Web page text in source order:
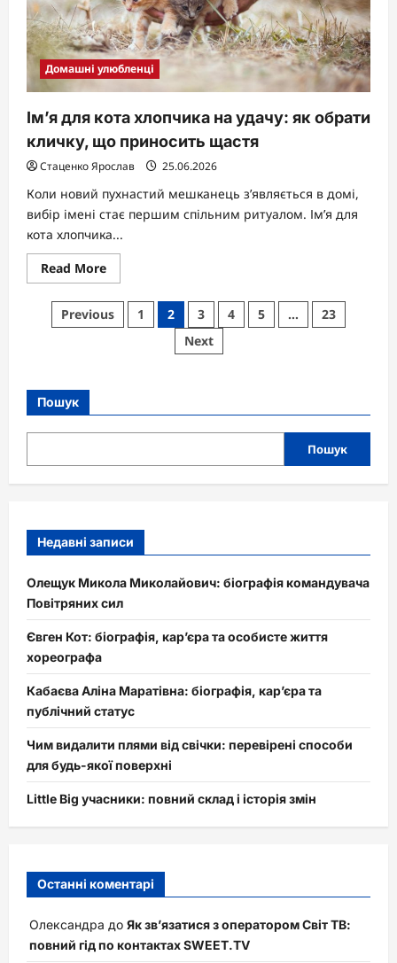
Домашні улюбленці
Ім’я для кота хлопчика на удачу: як обрати
кличку, що приносить щастя
Стаценко Ярослав 25.06.2026
Коли новий пухнастий мешканець з’являється в домі,
вибір імені стає першим спільним ритуалом. Ім’я для
кота хлопчика...
Read MoreRead
more
Ім’я
для
кота
що
приносить
Пагінація
Previous 1 2 3 4 5 …
23
Next
Пошук
Пошук
Недавні записи
Олещук Микола Миколайович: біографія командувача
Повітряних сил
Євген Кот: біографія, кар’єра та особисте життя
хореографа
Кабаєва Аліна Маратівна: біографія, кар’єра та
публічний статус
Чим видалити плями від свічки: перевірені способи
для будь-якої поверхні
Little Big учасники: повний склад і історія змін
Останні коментарі
Олександра до Як зв’язатися з оператором Світ ТВ:
повний гід по контактах SWEET.TV